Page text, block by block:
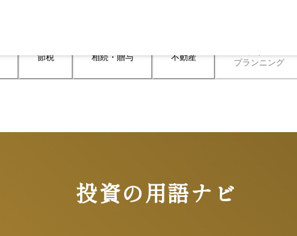
節税 相続・贈与 不動産
プランニング
投資の用語ナビ